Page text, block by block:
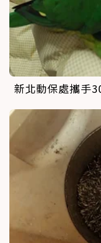
新北動保處攜手